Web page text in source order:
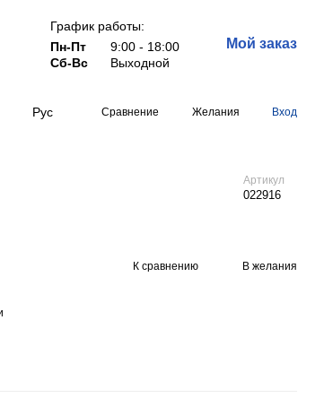
График работы:
Пн-Пт
9:00 - 18:00
Сб-Вс
Выходной
Мой заказ
Рус Сравнение Желания Вход
Артикул
022916
К сравнению В желания